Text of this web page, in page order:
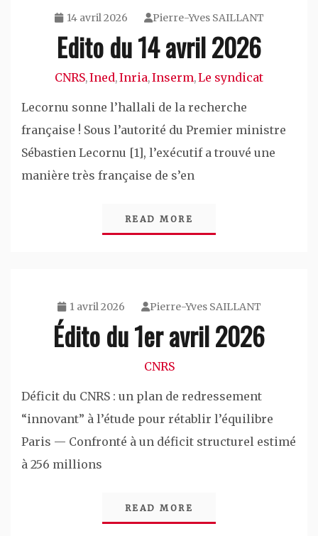
14 avril 2026 Pierre-Yves SAILLANT
Edito du 14 avril 2026
CNRS,Ined,Inria,Inserm,Le syndicat
Lecornu sonne l’hallali de la recherche
française ! Sous l’autorité du Premier ministre
Sébastien Lecornu [1], l’exécutif a trouvé une
manière très française de s’en
READ MORE
1 avril 2026 Pierre-Yves SAILLANT
Édito du 1er avril 2026
CNRS
Déficit du CNRS : un plan de redressement
“innovant” à l’étude pour rétablir l’équilibre
Paris — Confronté à un déficit structurel estimé
à 256 millions
READ MORE